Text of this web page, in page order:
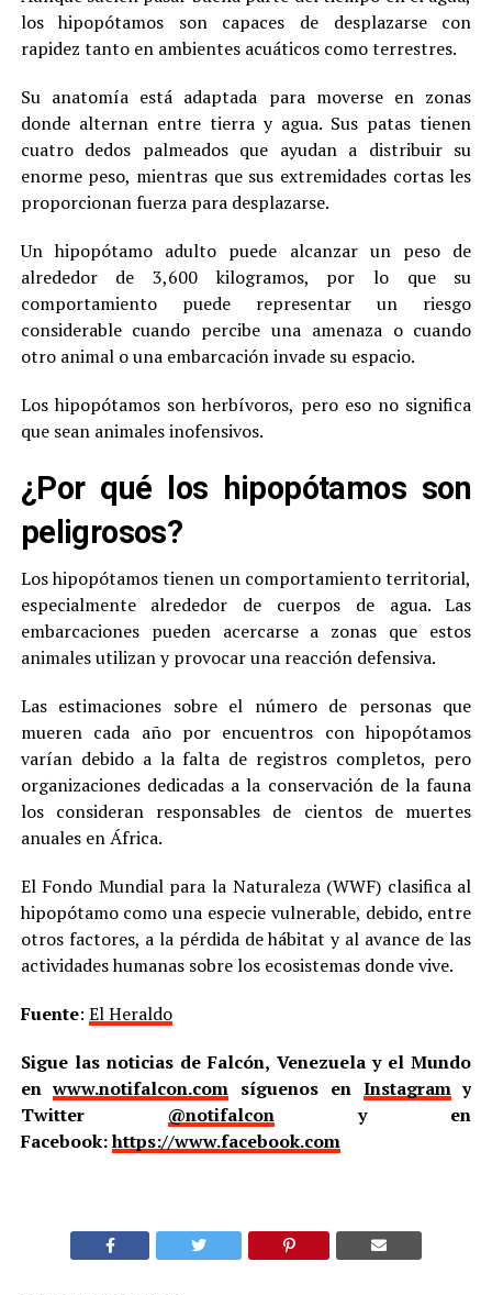
los hipopótamos son capaces de desplazarse con
rapidez tanto en ambientes acuáticos como terrestres.
Su anatomía está adaptada para moverse en zonas
donde alternan entre tierra y agua. Sus patas tienen
cuatro dedos palmeados que ayudan a distribuir su
enorme peso, mientras que sus extremidades cortas les
proporcionan fuerza para desplazarse.
Un hipopótamo adulto puede alcanzar un peso de
alrededor de 3,600 kilogramos, por lo que su
comportamiento puede representar un riesgo
considerable cuando percibe una amenaza o cuando
otro animal o una embarcación invade su espacio.
Los hipopótamos son herbívoros, pero eso no significa
que sean animales inofensivos.
¿Por qué los hipopótamos son
peligrosos?
Los hipopótamos tienen un comportamiento territorial,
especialmente alrededor de cuerpos de agua. Las
embarcaciones pueden acercarse a zonas que estos
animales utilizan y provocar una reacción defensiva.
Las estimaciones sobre el número de personas que
mueren cada año por encuentros con hipopótamos
varían debido a la falta de registros completos, pero
organizaciones dedicadas a la conservación de la fauna
los consideran responsables de cientos de muertes
anuales en África.
El Fondo Mundial para la Naturaleza (WWF) clasifica al
hipopótamo como una especie vulnerable, debido, entre
otros factores, a la pérdida de hábitat y al avance de las
actividades humanas sobre los ecosistemas donde vive.
Fuente: El Heraldo
Sigue las noticias de Falcón, Venezuela y el Mundo
enwww.notifalcon.com síguenos en Instagramy
Twitter @notifalcony en
Facebook:https://www.facebook.com